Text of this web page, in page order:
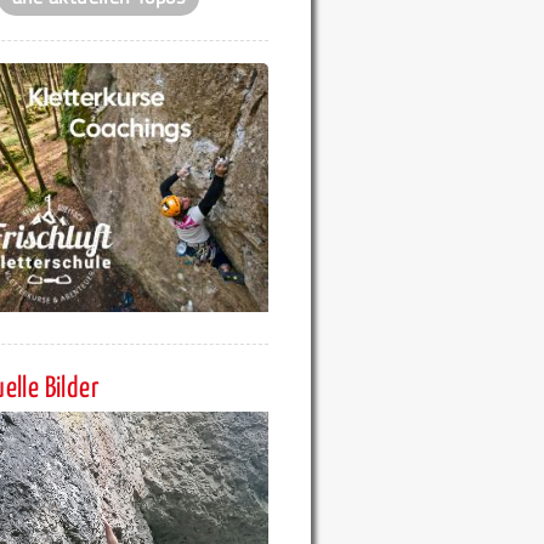
Bilder